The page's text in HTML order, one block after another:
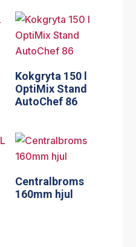
Kokgryta 150 l
OptiMix Stand
AutoChef 86
Centralbroms
160mm hjul